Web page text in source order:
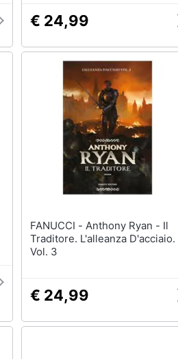
€ 24,99
FANUCCI - Anthony Ryan - Il
Traditore. L'alleanza D'acciaio.
Vol. 3
€ 24,99